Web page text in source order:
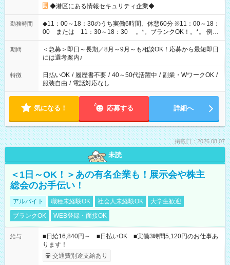
◆港区にある情報セキュリティ企業◆
勤務時間
◆11：00～18：30のうち実働6時間、休憩60分 ※11：00～18：
00 または 11：30～18：30 。*。ブランクOK！。*。 例え
ば前職が、 在宅/財団法人/事務/コールセンター/受付/販売/カフェ
スタッフ スイーツ販売/ホテルフロント/化粧品販売/など 様々な
業界から入社して活躍されています♪
期間
＜急募＞即日～長期／8月～9月～も相談OK！応募から最短即日
には選考案内♪
特徴 日払いOK / 履歴書不要 / 40～50代活躍中 / 副業・WワークOK /
服装自由 / 電話対応なし
気になる！ 応募する 詳細へ
掲載日：2026.08.07
未読
＜1日～OK！＞あの有名企業も！展示会や株主
総会のお手伝い！
アルバイト 職種未経験OK 社会人未経験OK
大学生歓迎
ブランクOK
WEB登録・面接OK
給与
■日給16,840円～ ■日払いOK ■実働3時間5,120円のお仕事あ
ります！
交通費別途支給あり